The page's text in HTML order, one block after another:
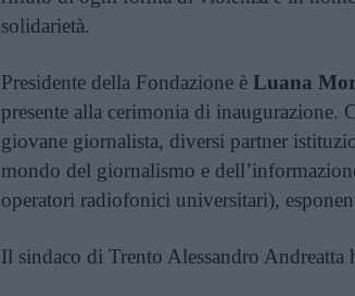
solidarietà.
Presidente della Fondazione è Luana
presente alla cerimonia di inaugurazione.
giovane giornalista, diversi partner
mondo del giornalismo e
operatori radiofonici universitari),
Il sindaco di Trento Alessandro Andreatta